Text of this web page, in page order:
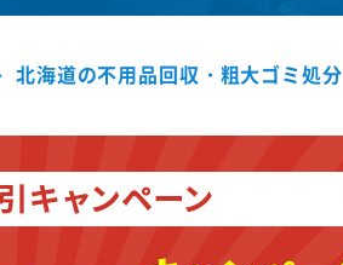
北海道の不用品回収・粗大ゴミ処分